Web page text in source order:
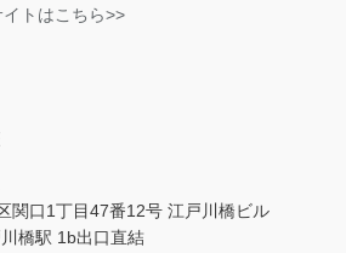
トはこちら>>
関口1丁目47番12号 江戸川橋ビル
橋駅 1b出口直結